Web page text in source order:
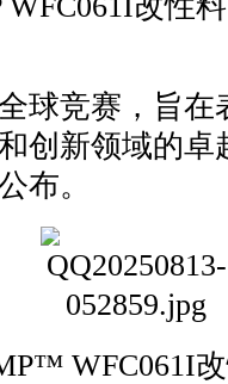
球竞赛，旨在
创新领域的卓
布。
WFC061I